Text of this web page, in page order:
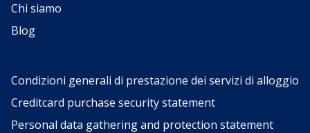
Chi siamo
Blog
Condizioni generali di prestazione dei servizi di alloggio
Creditcard purchase security statement
Personal data gathering and protection statement